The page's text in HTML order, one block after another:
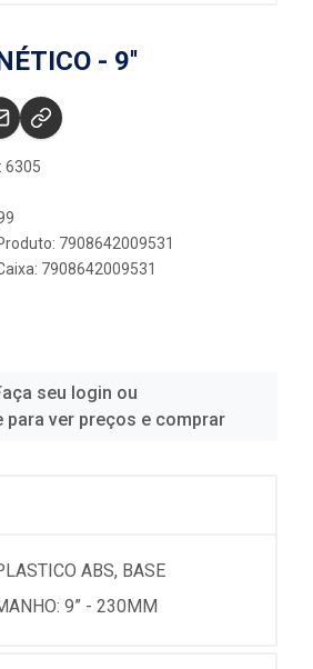
- 9''
6305
7908642009531
7908642009531
seu login ou
para ver preços e comprar
ABS, BASE
9” - 230MM